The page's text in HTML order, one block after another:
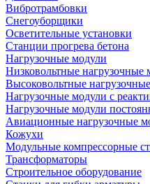
Вибротрамбовки
Снегоуборщики
Осветительные установки
Станции прогрева бетона
Нагрузочные модули
Низковольтные нагрузочные
Высоковольтные
Нагрузочные модули с
Нагрузочные модули
Авиационные нагрузочные
Кожухи
Модульные компрессорные
Трансформаторы
Строительное оборудование